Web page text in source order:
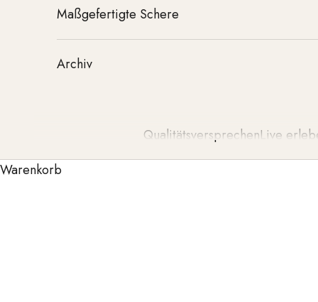
QualitätsversprechenLive
Maßgefertigte Schere
Archiv
Warenkorb